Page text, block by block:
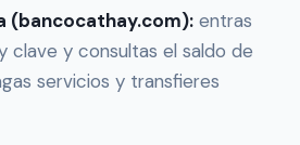
(bancocathay.com): entras
clave y consultas el saldo de
servicios y transfieres